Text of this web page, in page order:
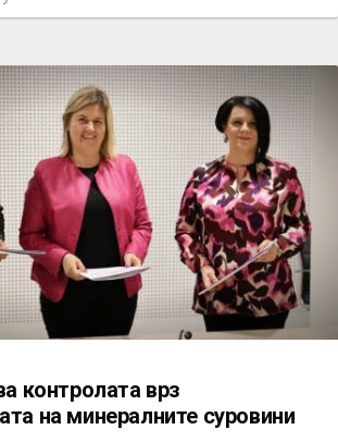
контролата врз
на минералните суровини